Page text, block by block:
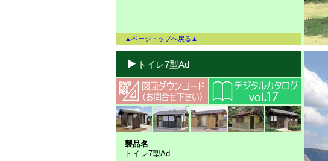
▲ページトップへ戻る▲
トイレ7型Ad
製品名
トイレ7型Ad